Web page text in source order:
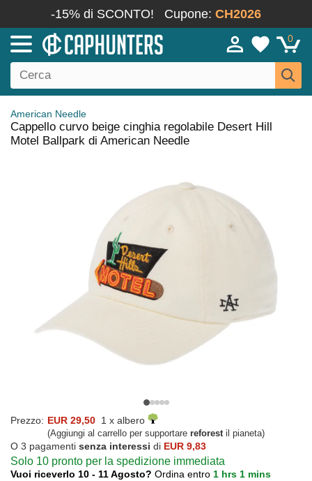
-15% di SCONTO! Cupone: CH2026
0
American Needle
Cappello curvo beige cinghia regolabile Desert Hill
Motel Ballpark di American Needle
Prezzo: EUR 29,50 1 x albero
(Aggiungi al carrello per supportare reforestil pianeta)
O 3 pagamenti senza interessi di EUR 9,83
Solo 10 pronto per la spedizione immediata
Vuoi riceverlo 10 - 11 Agosto? Ordina entro 1 hrs 1 mins